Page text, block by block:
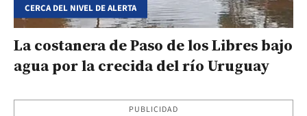
CERCA DEL NIVEL DE ALERTA
La costanera de Paso de los Libres bajo
agua por la crecida del río Uruguay
PUBLICIDAD